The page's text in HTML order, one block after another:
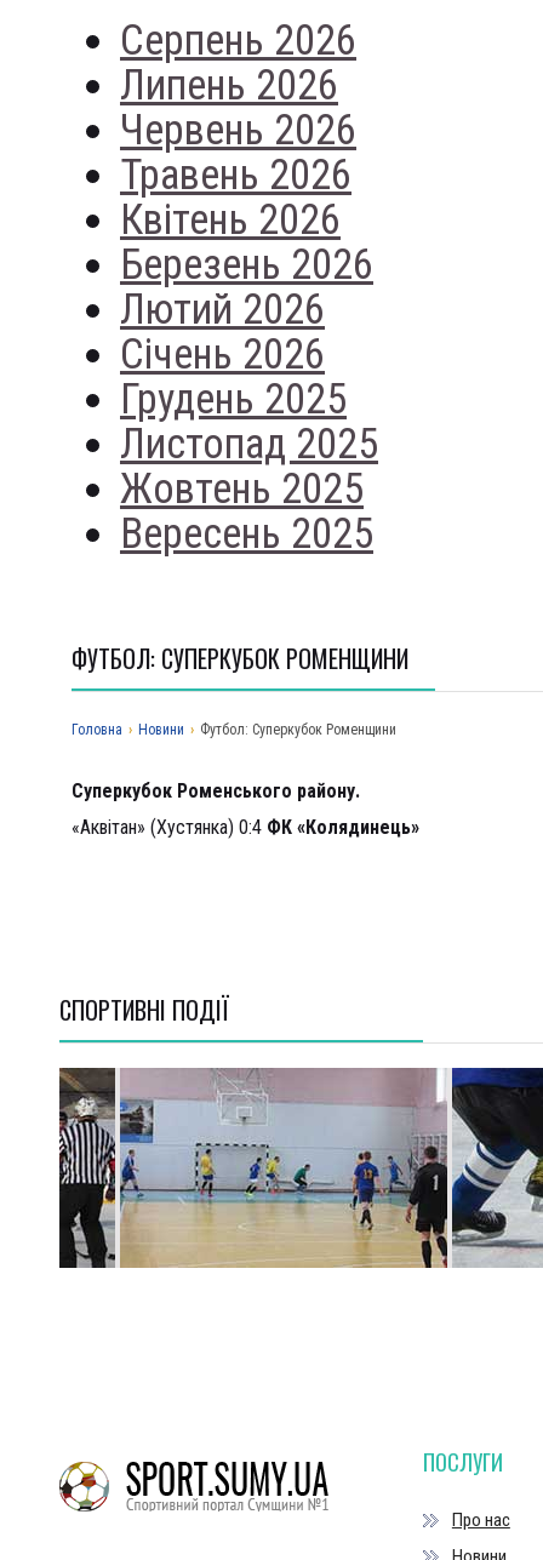
Серпень 2026
Липень 2026
Червень 2026
Травень 2026
Квітень 2026
Березень 2026
Лютий 2026
Січень 2026
Грудень 2025
Листопад 2025
Жовтень 2025
Вересень 2025
ФУТБОЛ: СУПЕРКУБОК РОМЕНЩИНИ
Головна › Новини › Футбол: Суперкубок Роменщини
Суперкубок Роменського району.
«Аквітан» (Хустянка) 0:4 ФК «Колядинець»
СПОРТИВНI ПОДІЇ
ПОСЛУГИ
Про нас